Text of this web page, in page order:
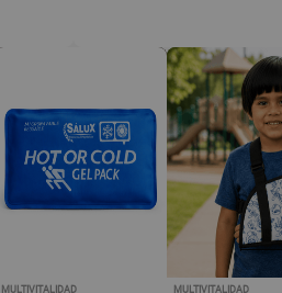
MULTIVITALIDAD MULTIVITALIDAD